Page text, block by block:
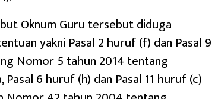
Oknum Guru tersebut diduga
yakni Pasal 2 huruf (f) dan Pasal 9
Nomor 5 tahun 2014 tentang
6 huruf (h) dan Pasal 11 huruf (c)